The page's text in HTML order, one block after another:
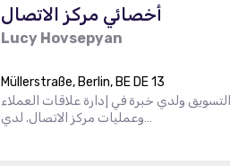
أخصائي مركز الاتصال
Lucy Hovsepyan
Müllerstraße, Berlin, BE DE 13
ولدي خبرة في إدارة علاقات العملاء
وعمليات مركز الاتصال. لدي…